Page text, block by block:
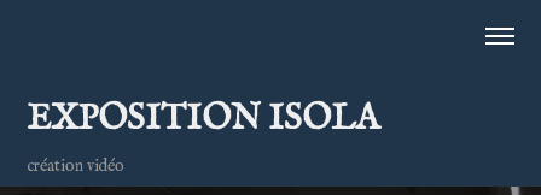
EXPOSITION ISOLA
création vidéo